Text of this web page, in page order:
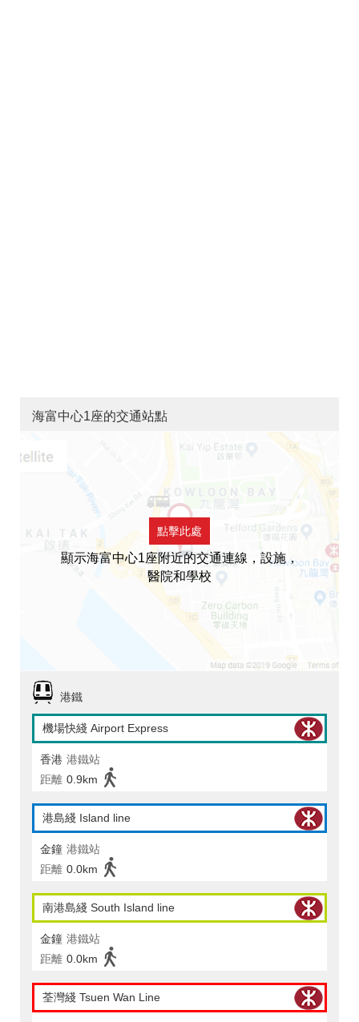
海富中心1座的交通站點
點擊此處
顯示海富中心1座附近的交通連線，設施，
醫院和學校
港鐵
機場快綫 Airport Express
香港 港鐵站
距離 0.9km
港島綫 Island line
金鐘 港鐵站
距離 0.0km
南港島綫 South Island line
金鐘 港鐵站
距離 0.0km
荃灣綫 Tsuen Wan Line